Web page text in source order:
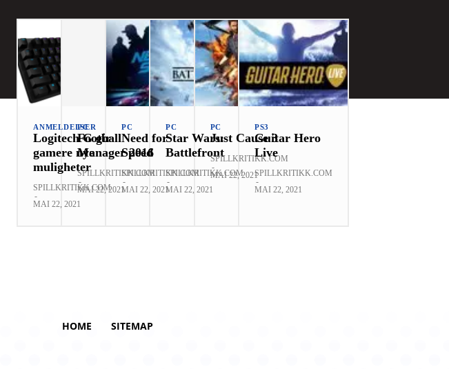
ANMELDELSER
Logitech G gir
gamere nye
muligheter
SPILLKRITIKK.COM
-
MAI 22, 2021
PC
Football
Manager 2016
SPILLKRITIKK.COM
-
MAI 22, 2021
PC
Need for
Speed
SPILLKRITIKK.COM
-
MAI 22, 2021
PC
Star Wars:
Battlefront
SPILLKRITIKK.COM
-
MAI 22, 2021
PC
Just Cause 3
SPILLKRITIKK.COM
-
MAI 22, 2021
PS3
Guitar Hero
Live
SPILLKRITIKK.COM
-
MAI 22, 2021
HOME SITEMAP